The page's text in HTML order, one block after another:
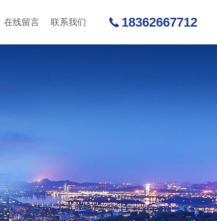
在线留言 联系我们 18362667712